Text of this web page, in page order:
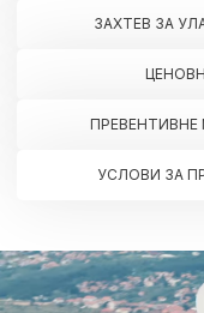
ЗАХТЕВ ЗА
УСЛОВИ ЗА